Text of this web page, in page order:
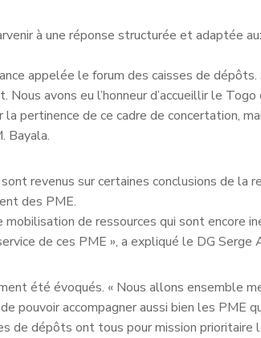
à une réponse structurée et adaptée
appelée le forum des caisses de
avons eu l’honneur d’accueillir le
pertinence de ce cadre de concertation,
Bayala.
revenus sur certaines conclusions de
des PME.
mobilisation de ressources qui sont
de ces PME », a expliqué le DG Serge
été évoqués. « Nous allons ensemble
pouvoir accompagner aussi bien les
de dépôts ont tous pour mission